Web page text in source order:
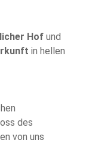
Hof und
in hellen
des
von uns